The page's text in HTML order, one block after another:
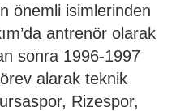
önemli isimlerinden
antrenör olarak
sonra 1996-1997
alarak teknik
Rizespor,